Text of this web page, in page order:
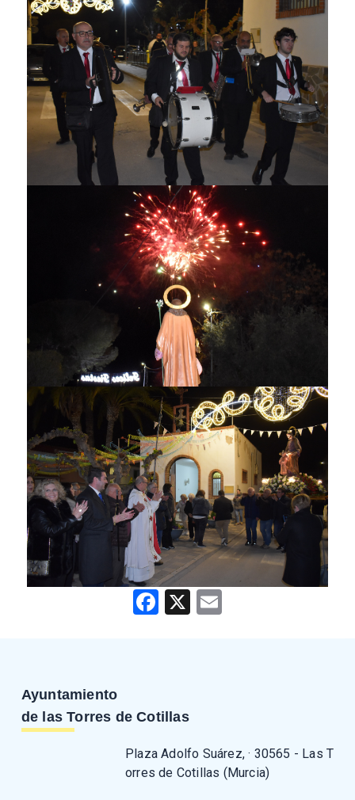
Facebook
X
Ayuntamiento
de las Torres de Cotillas
Plaza Adolfo Suárez, · 30565 - Las T
orres de Cotillas (Murcia)